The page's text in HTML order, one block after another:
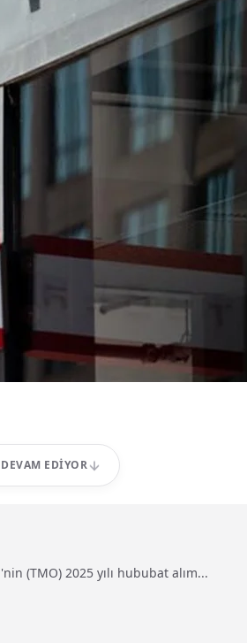
EDIYOR
(TMO) 2025 yılı hububat alım...